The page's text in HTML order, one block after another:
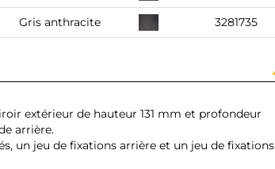
Gris anthracite 3281735
extérieur de hauteur 131 mm et profondeur
arrière.
un jeu de fixations arrière et un jeu de fixations